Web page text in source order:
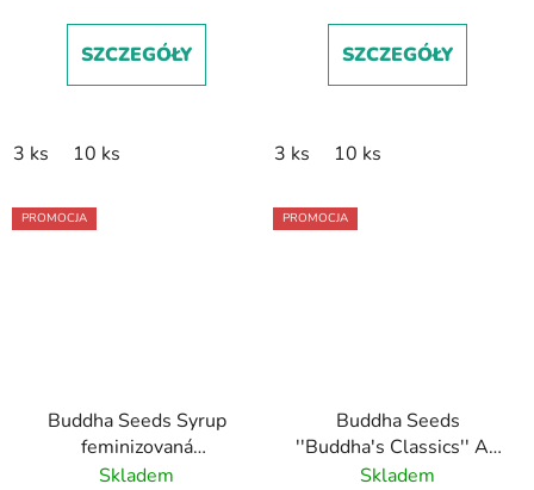
SZCZEGÓŁY
3 ks 10 ks
SZCZEGÓŁY
3 ks 10 ks
PROMOCJA
Buddha Seeds Syrup
feminizovaná
autoflowering
Skladem
PROMOCJA
Buddha Seeds
''Buddha's Classics'' AK
feminized
Skladem